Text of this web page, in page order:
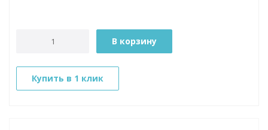
В корзину
Купить в 1 клик